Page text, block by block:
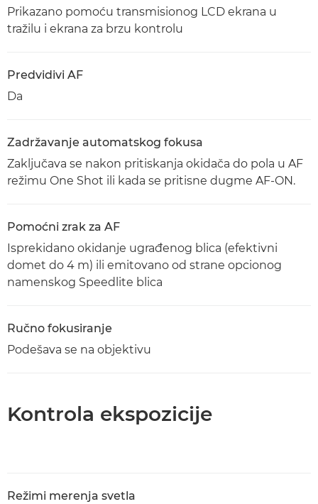
Prikazano pomoću transmisionog LCD ekrana u
tražilu i ekrana za brzu kontrolu
Predvidivi AF
Da
Zadržavanje automatskog fokusa
Zaključava se nakon pritiskanja okidača do pola u AF
režimu One Shot ili kada se pritisne dugme AF-ON.
Pomoćni zrak za AF
Isprekidano okidanje ugrađenog blica (efektivni
domet do 4 m) ili emitovano od strane opcionog
namenskog Speedlite blica
Ručno fokusiranje
Podešava se na objektivu
Kontrola ekspozicije
Režimi merenja svetla